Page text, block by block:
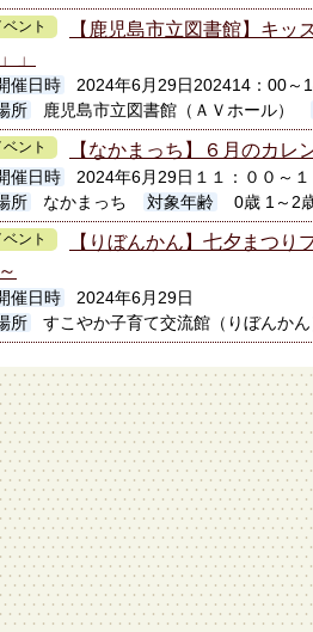
ベント
【鹿児島市立図書館】キ
」
催日時
2024年6月29日202414：00～
所
鹿児島市立図書館（ＡＶホール）
ベント 【なかまっち】６月のカレ
催日時
2024年6月29日１１：００～
所
なかまっち 対象年齢 0歳 1～2
ベント
【りぼんかん】七夕まつり
催日時
2024年6月29日
所
すこやか子育て交流館（りぼんかん